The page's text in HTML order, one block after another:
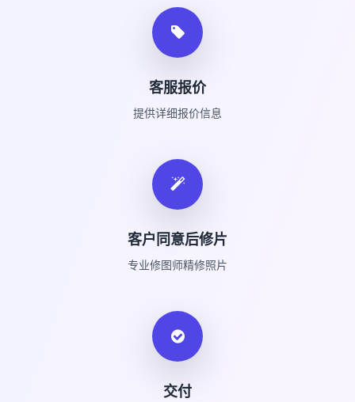
客服报价
提供详细报价信息
客户同意后修片
专业修图师精修照片
交付